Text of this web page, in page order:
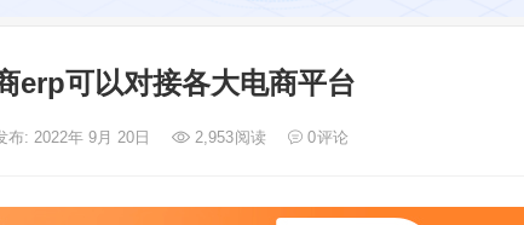
erp可以对接各大电商平台
布: 2022年 9月 20日 2,953阅读 0评论